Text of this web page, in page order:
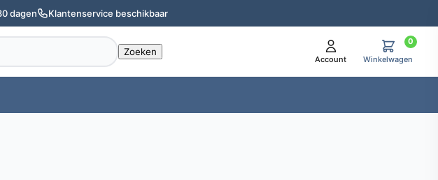
dagen Klantenservice beschikbaar
Account
0
Winkelwagen